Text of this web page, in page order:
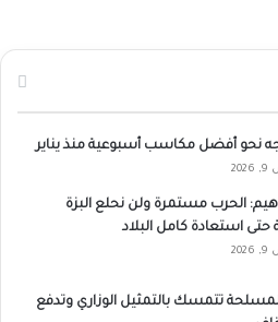
نحو أفضل مكاسب أسبوعية منذ يناير
الحرب مستمرة ولن نحلع البزة
حتى استعادة كامل البلاد
تتمسك بالتمثيل الوزاري وتدفع